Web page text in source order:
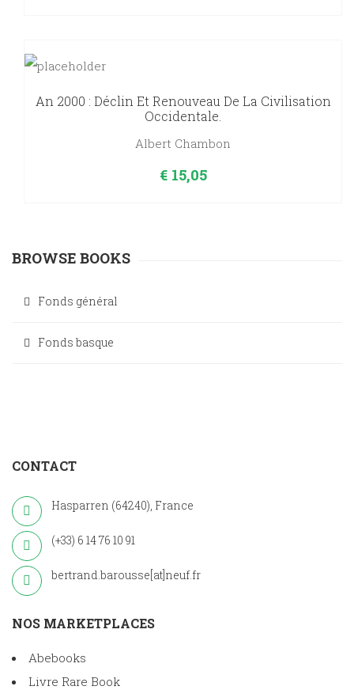
An 2000 : Déclin Et Renouveau De La Civilisation
Occidentale.
Albert Chambon
€15,05
BROWSE BOOKS
Fonds général
Fonds basque
CONTACT
Hasparren (64240), France
(+33) 6 14 76 10 91
bertrand.barousse[at]neuf.fr
NOS MARKETPLACES
Abebooks
Livre Rare Book